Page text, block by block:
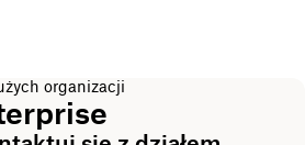
organizacji